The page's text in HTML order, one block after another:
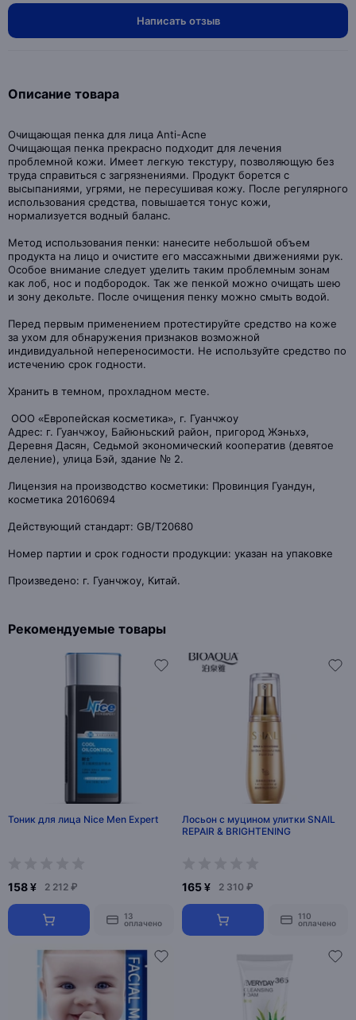
Написать отзыв
Описание товара
Очищающая пенка для лица Anti-Acne
Очищающая пенка прекрасно подходит для лечения
проблемной кожи. Имеет легкую текстуру, позволяющую без
труда справиться с загрязнениями. Продукт борется с
высыпаниями, угрями, не пересушивая кожу. После регулярного
использования средства, повышается тонус кожи,
нормализуется водный баланс.
Метод использования пенки: нанесите небольшой объем
продукта на лицо и очистите его массажными движениями рук.
Особое внимание следует уделить таким проблемным зонам
как лоб, нос и подбородок. Так же пенкой можно очищать шею
и зону декольте. После очищения пенку можно смыть водой.
Перед первым применением протестируйте средство на коже
за ухом для обнаружения признаков возможной
индивидуальной непереносимости. Не используйте средство по
истечению срок годности.
Хранить в темном, прохладном месте.
ООО «Европейская косметика», г. Гуанчжоу
Адрес: г. Гуанчжоу, Байюньский район, пригород Жэньхэ,
Деревня Дасян, Седьмой экономический кооператив (девятое
деление), улица Бэй, здание № 2.
Лицензия на производство косметики: Провинция Гуандун,
косметика 20160694
Действующий стандарт: GB/T20680
Номер партии и срок годности продукции: указан на упаковке
Произведено: г. Гуанчжоу, Китай.
Рекомендуемые товары
Тоник для лица Nice Men Expert
158 ¥ 2 212 ₽
13
оплачено
Лосьон с муцином улитки SNAIL
REPAIR & BRIGHTENING
165 ¥ 2 310 ₽
110
оплачено